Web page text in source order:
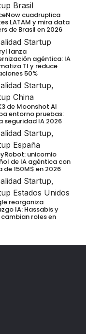
Brasil
cuadruplica
LATAM y mira data
de Brasil en 2026
Startup
lanza
agéntica: IA
TI y reduce
50%
Startup,
China
de Moonshot AI
entorno pruebas:
seguridad IA 2026
Startup,
España
unicornio
de IA agéntica con
de 150M$ en 2026
Startup,
Estados Unidos
reorganiza
IA: Hassabis y
cambian roles en